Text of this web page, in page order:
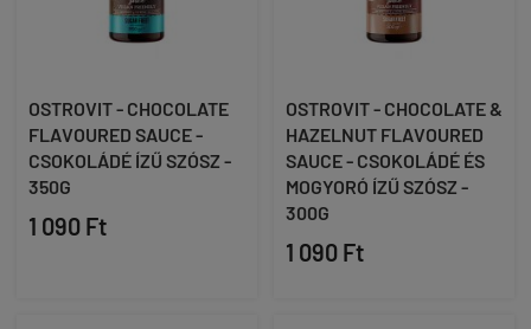
OSTROVIT - CHOCOLATE
FLAVOURED SAUCE -
CSOKOLÁDÉ ÍZŰ SZÓSZ -
350G
1 090 Ft
OSTROVIT - CHOCOLATE &
HAZELNUT FLAVOURED
SAUCE - CSOKOLÁDÉ ÉS
MOGYORÓ ÍZŰ SZÓSZ -
300G
1 090 Ft